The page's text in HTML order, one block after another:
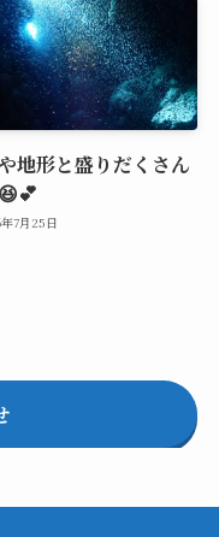
地形と盛りだくさん
7月25日